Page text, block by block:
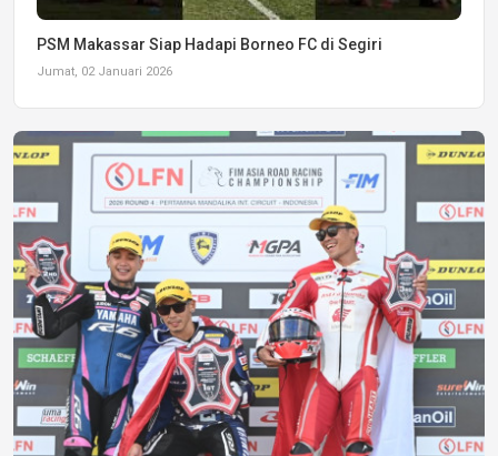
PSM Makassar Siap Hadapi Borneo FC di Segiri
Jumat, 02 Januari 2026